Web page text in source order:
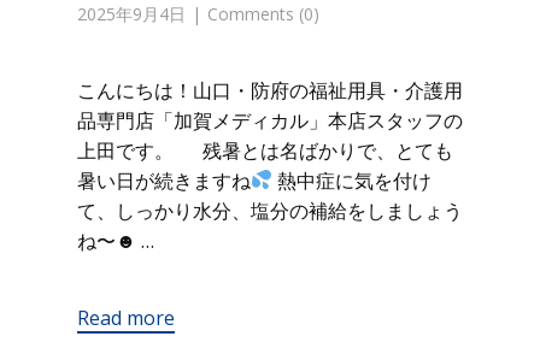
2025年9月4日 Comments (0)
こんにちは！山口・防府の福祉用具・介護用
品専門店「加賀メディカル」本店スタッフの
上田です。 残暑とは名ばかりで、とても
暑い日が続きますね
熱中症に気を付け
て、しっかり水分、塩分の補給をしましょう
ね〜☻ …
Read more